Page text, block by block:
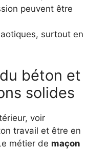
peuvent être
surtout en
béton et
solides
voir
travail et être en
métier de maçon